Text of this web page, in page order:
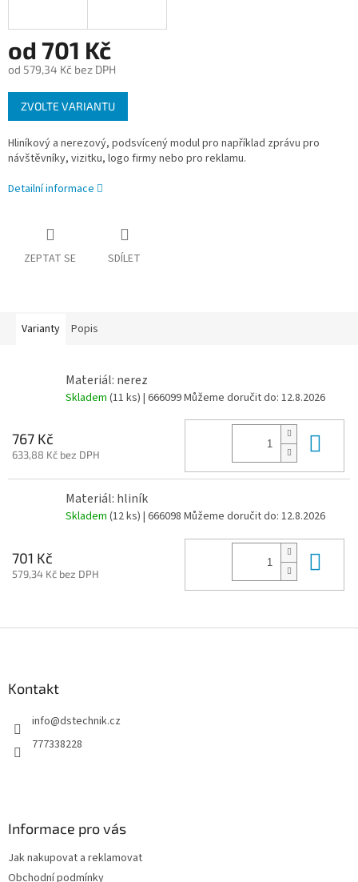
od 701 Kč
od 579,34 Kč bez DPH
Měrná
cena:
ZVOLTE VARIANTU
Hliníkový a nerezový, podsvícený modul pro například zprávu pro
návštěvníky, vizitku, logo firmy nebo pro reklamu.
Detailní informace
ZEPTAT SE SDÍLET
Varianty Popis
Materiál: nerez
Skladem (11 ks) | 666099Můžeme doručit do: 12.8.2026
767 Kč
633,88 Kč bez DPH
Materiál: hliník
Skladem (12 ks) | 666098 Můžeme doručit do: 12.8.2026
701 Kč
579,34 Kč bez DPH
Kontakt
info@dstechnik.cz
777338228
Informace pro vás
Jak nakupovat a reklamovat
Obchodní podmínky